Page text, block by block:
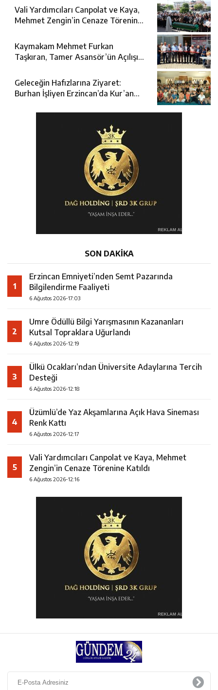
Vali Yardımcıları Canpolat ve Kaya,
Mehmet Zengin’in Cenaze Törenine
Kaymakam Mehmet Furkan
Taşkıran, Tamer Asansör’ün Açılışına
Geleceğin Hafızlarına Ziyaret:
Burhan İşliyen Erzincan’da Kur’an
SON DAKİKA
1
Erzincan Emniyeti’nden Semt Pazarında
Bilgilendirme Faaliyeti
6 Ağustos 2026-17:03
2
Umre Ödüllü Bilgi Yarışmasının Kazananları
Kutsal Topraklara Uğurlandı
6 Ağustos 2026-12:19
3
Ülkü Ocakları’ndan Üniversite Adaylarına Tercih
Desteği
6 Ağustos 2026-12:18
4
Üzümlü’de Yaz Akşamlarına Açık Hava Sineması
Renk Kattı
6 Ağustos 2026-12:17
5
Vali Yardımcıları Canpolat ve Kaya, Mehmet
Zengin’in Cenaze Törenine Katıldı
6 Ağustos 2026-12:16